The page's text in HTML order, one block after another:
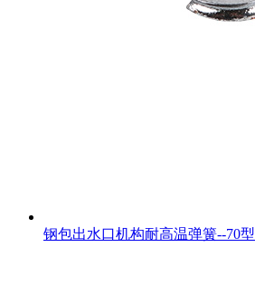
钢包出水口机构耐高温弹簧--70型